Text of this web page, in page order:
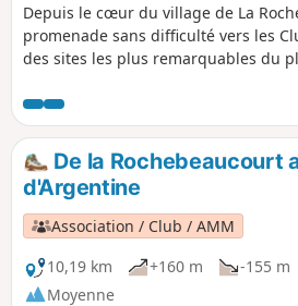
Depuis le cœur du village de La
promenade sans difficulté vers les
des sites les plus remarquables du
ou prolonger la promenade en
fléchés autour de l'église
plus loin, l'aire de stationnement du
De la Rochebeaucourt
d'Argentine
Association / Club / AMM
10,19 km
+160 m -155 m
Moyenne